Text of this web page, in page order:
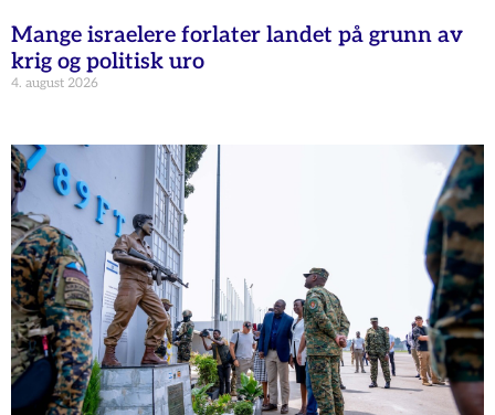
Mange israelere forlater landet på grunn av
krig og politisk uro
4. august 2026